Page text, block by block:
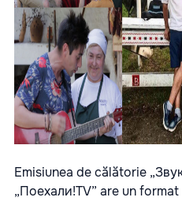
Emisiunea de călătorie
„Поехали!TV” are un